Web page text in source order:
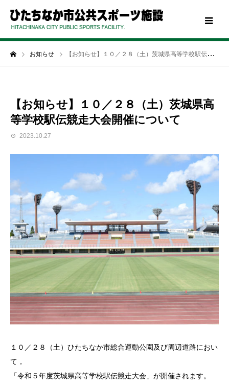
お知らせ 【お知らせ】１０／２８（土）茨城県高等学校駅伝競走大会開催について
【お知らせ】１０／２８（土）茨城県高
等学校駅伝競走大会開催について
2023.10.27
１０／２８（土）ひたちなか市総合運動公園及び周辺道路におい
て，
「令和５年度茨城県高等学校駅伝競走大会」が開催されます。